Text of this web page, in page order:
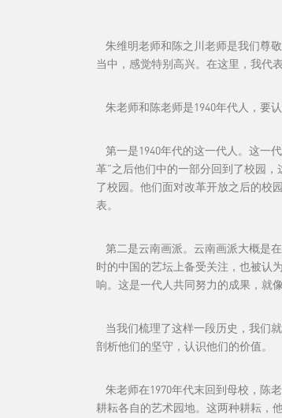
朱维明老师和陈之川老师是我们尊
当中，感觉特别高兴。在这里，我代
朱老师和陈老师是1940年代人，要
第一是1940年代的这一代人。这一
革”之后他们中的一部分回到了校园
了校园。他们面对改革开放之后的校
表。
第二是云南画派。云南画派大概是
时的中国的艺坛上备受关注，也被认
响。这是一代人共同努力的成果，就
当我们梳理了这样一段历史，我们
剖析他们的坚守，认识他们的价值。
朱老师在1970年代末回到母校，陈
耕耘各自的艺术园地。这两种耕耘，